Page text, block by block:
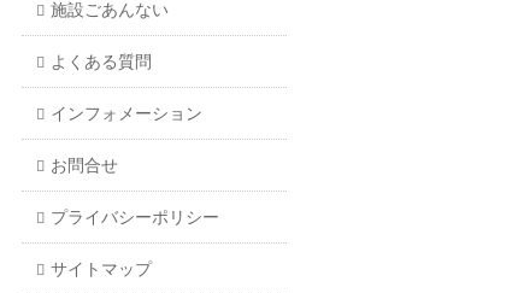
施設ごあんない
よくある質問
インフォメーション
お問合せ
プライバシーポリシー
サイトマップ